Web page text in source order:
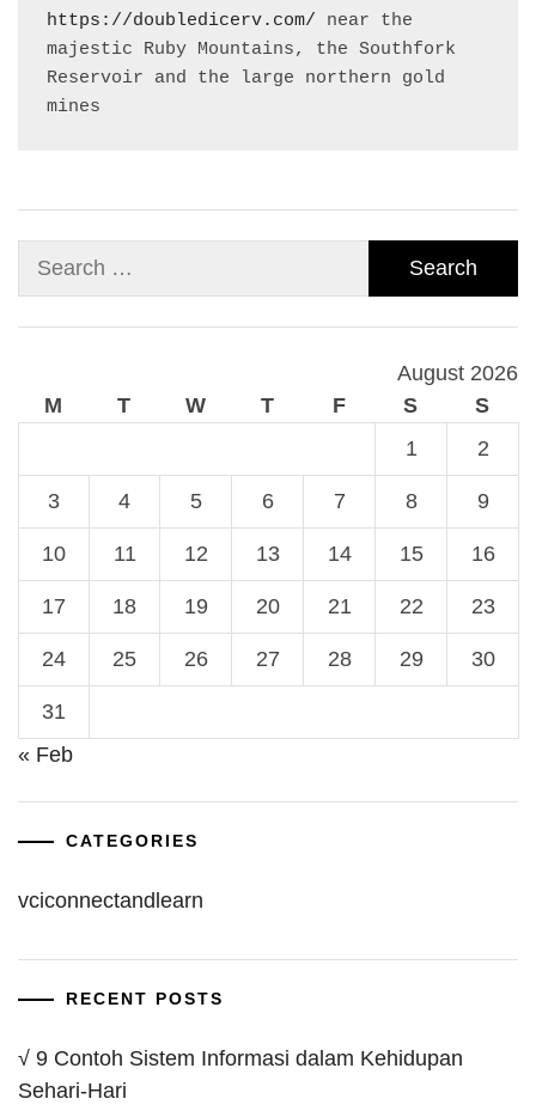
https://doubledicerv.com/ near the
majestic Ruby Mountains, the Southfork
Reservoir and the large northern gold
mines
August 2026
M
T W T F S
S
1
2
3 4 5 6 7 8 9
10 11 12 13 14 15 16
17 18 19 20 21 22 23
24 25 26 27 28 29 30
31
« Feb
CATEGORIES
vciconnectandlearn
RECENT POSTS
√ 9 Contoh Sistem Informasi dalam Kehidupan
Sehari-Hari